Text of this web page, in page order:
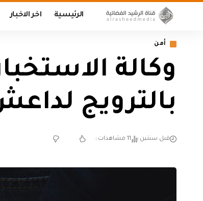
الرئيسية اخر الاخبار
أمن
وكالة
بالترويج
قبل سنتين 11 مشاهدات